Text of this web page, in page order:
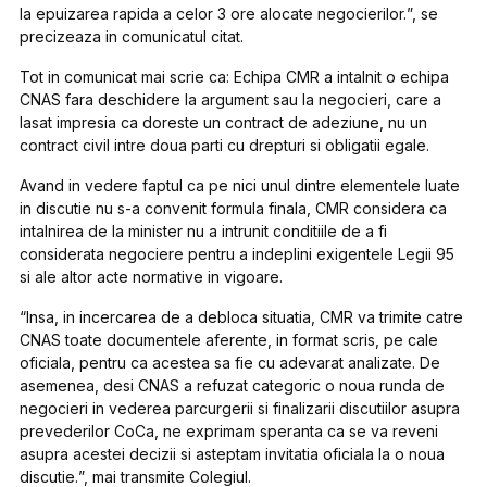
la epuizarea rapida a celor 3 ore alocate negocierilor.”, se
precizeaza in comunicatul citat.
Tot in comunicat mai scrie ca: Echipa CMR a intalnit o echipa
CNAS fara deschidere la argument sau la negocieri, care a
lasat impresia ca doreste un contract de adeziune, nu un
contract civil intre doua parti cu drepturi si obligatii egale.
Avand in vedere faptul ca pe nici unul dintre elementele luate
in discutie nu s-a convenit formula finala, CMR considera ca
intalnirea de la minister nu a intrunit conditiile de a fi
considerata negociere pentru a indeplini exigentele Legii 95
si ale altor acte normative in vigoare.
“Insa, in incercarea de a debloca situatia, CMR va trimite catre
CNAS toate documentele aferente, in format scris, pe cale
oficiala, pentru ca acestea sa fie cu adevarat analizate. De
asemenea, desi CNAS a refuzat categoric o noua runda de
negocieri in vederea parcurgerii si finalizarii discutiilor asupra
prevederilor CoCa, ne exprimam speranta ca se va reveni
asupra acestei decizii si asteptam invitatia oficiala la o noua
discutie.”, mai transmite Colegiul.